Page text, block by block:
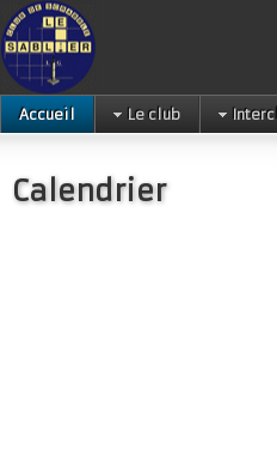
Accueil Le club
Calendrier